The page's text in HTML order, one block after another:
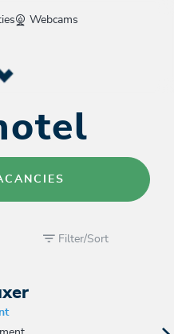
Webcams
Filter/Sort